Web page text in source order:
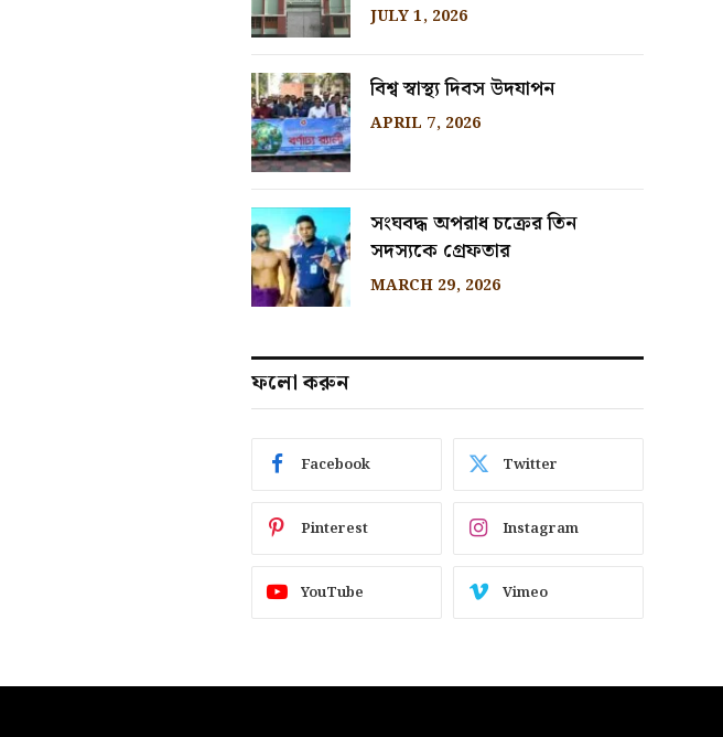
JULY 1, 2026
বিশ্ব স্বাস্থ্য দিবস উদযাপন
APRIL 7, 2026
সংঘবদ্ধ অপরাধ চক্রের তিন
সদস্যকে গ্রেফতার
MARCH 29, 2026
ফলো করুন
Facebook Twitter
Pinterest Instagram
YouTube Vimeo